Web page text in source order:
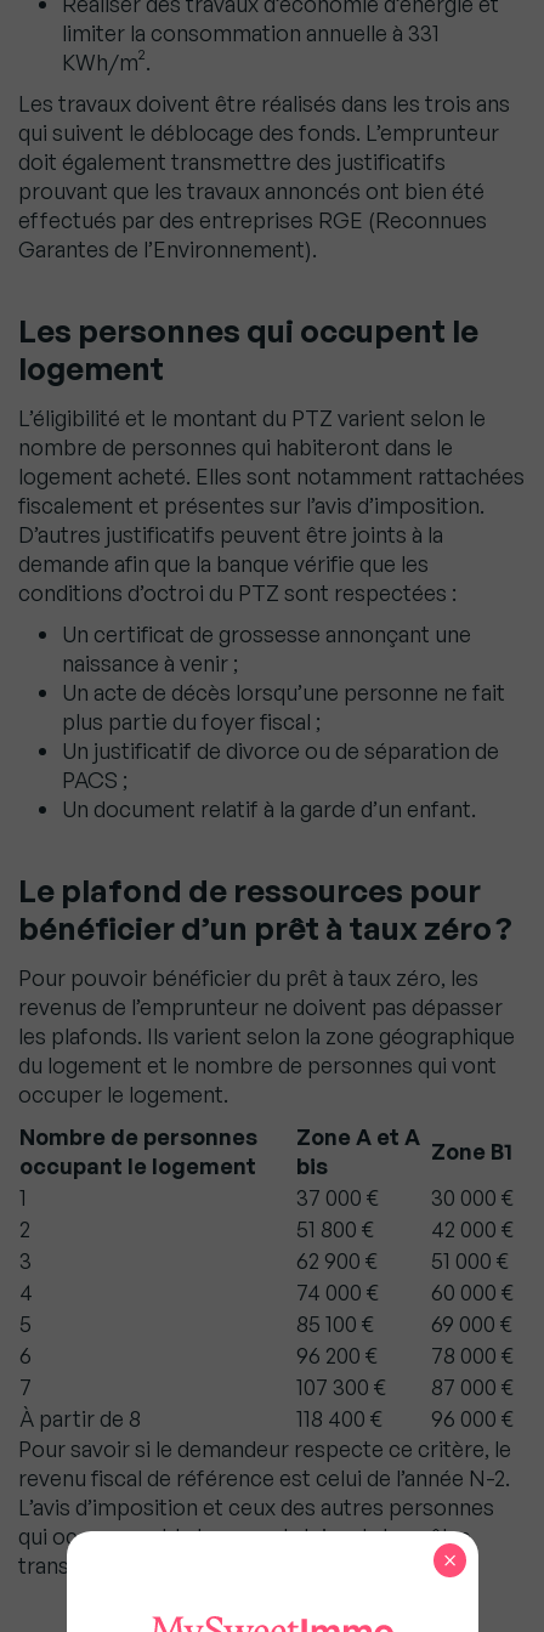
limiter la consommation annuelle à 331
KWh/m².
Les travaux doivent être réalisés dans les trois ans
qui suivent le déblocage des fonds. L’emprunteur
doit également transmettre des justificatifs
prouvant que les travaux annoncés ont bien été
effectués par des entreprises RGE (Reconnues
Garantes de l’Environnement).
Les personnes qui occupent le
logement
L’éligibilité et le montant du PTZ varient selon le
nombre de personnes qui habiteront dans le
logement acheté. Elles sont notamment rattachées
fiscalement et présentes sur l’avis d’imposition.
D’autres justificatifs peuvent être joints à la
demande afin que la banque vérifie que les
conditions d’octroi du PTZ sont respectées :
Un certificat de grossesse annonçant une
naissance à venir ;
Un acte de décès lorsqu’une personne ne fait
plus partie du foyer fiscal ;
Un justificatif de divorce ou de séparation de
PACS ;
Un document relatif à la garde d’un enfant.
Le plafond de ressources pour
bénéficier d’un prêt à taux zéro ?
Pour pouvoir bénéficier du prêt à taux zéro, les
revenus de l’emprunteur ne doivent pas dépasser
les plafonds. Ils varient selon la zone géographique
du logement et le nombre de personnes qui vont
occuper le logement.
Nombre de personnes
occupant le logement
Zone A et A
bis
Zone B1
1
37 000 €
30 000 €
2
51 800 €
42 000 €
3
62 900 €
51 000 €
4
74 000 €
60 000 €
5
85 100 €
69 000 €
6
96 200 €
78 000 €
7
107 300 €
87 000 €
À partir de 8
118 400 €
96 000 €
Pour savoir si le demandeur respecte ce critère, le
revenu fiscal de référence est celui de l’année N-2.
L’avis d’imposition et ceux des autres personnes
qui occuperont le logement doivent donc être
transmis à la banque pour vérifier ce point. ×